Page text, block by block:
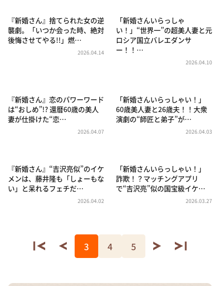
ザキ山小屋本館
ぺこぱのまるスポ
『新婚さん』捨てられた女の逆
襲劇。「いつか会った時、絶対
後悔させてやる!!」燃…
2026.04.14
「新婚さんいらっしゃ
い！」“世界一”の超美人妻と元
ロシア国立バレエダンサ
ー！！…
2026.04.10
『新婚さん』恋のパワーワード
は“おしめ”!? 還暦60歳の美人
妻が仕掛けた“恋…
2026.04.07
「新婚さんいらっしゃい！」
60歳美人妻と26歳夫！！大衆
演劇の“師匠と弟子”が…
2026.04.03
『新婚さん』“吉沢亮似”のイケ
メンは、藤井隆も「しょーもな
い」と呆れるフェチだ…
2026.04.02
「新婚さんいらっしゃい！」
詐欺！？マッチングアプリ
で“吉沢亮”似の国宝級イケ…
2026.03.27
3 4 5